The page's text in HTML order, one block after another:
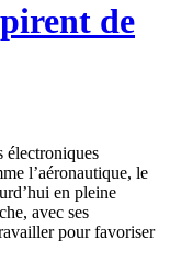
de
électroniques
l’aéronautique, le
en pleine
avec ses
pour favoriser